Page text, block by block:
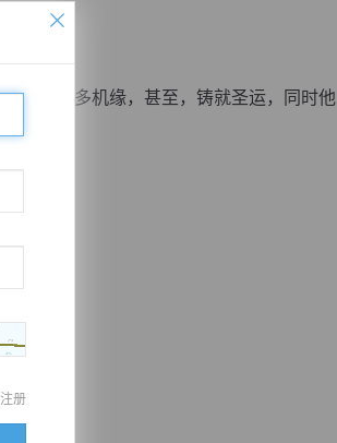
铸就诸多机缘，甚至，铸就圣运，同时他
注册